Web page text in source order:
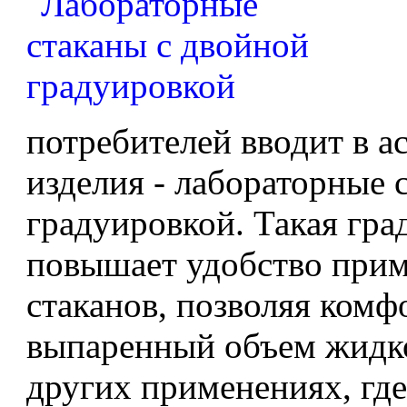
потребителей вводит в
изделия - лабораторные
градуировкой. Такая
повышает удобство
стаканов, позволяя
выпаренный объем
других применениях,